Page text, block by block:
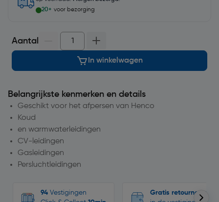
20+ voor bezorging
Aantal
In winkelwagen
Belangrijkste kenmerken en details
Geschikt voor het afpersen van Henco
Koud
en warmwaterleidingen
CV-leidingen
Gasleidingen
Persluchtleidingen
94 Vestigingen
Gratis retourneren